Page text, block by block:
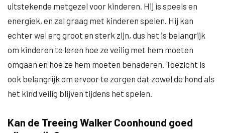
uitstekende metgezel voor kinderen. Hij is speels en
energiek, en zal graag met kinderen spelen. Hij kan
echter wel erg groot en sterk zijn, dus het is belangrijk
om kinderen te leren hoe ze veilig met hem moeten
omgaan en hoe ze hem moeten benaderen. Toezicht is
ook belangrijk om ervoor te zorgen dat zowel de hond als
het kind veilig blijven tijdens het spelen.
Kan de Treeing Walker Coonhound goed